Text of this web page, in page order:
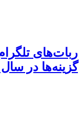
ربات‌های
گزینه‌ها در سال 2025